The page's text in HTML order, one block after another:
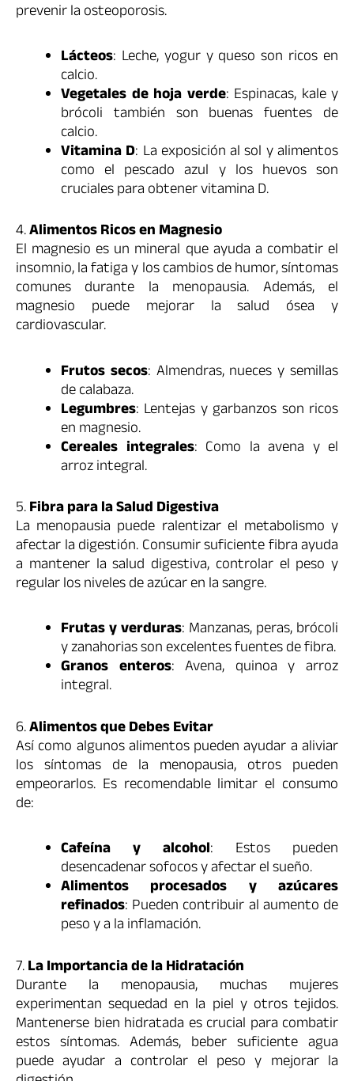
prevenir la osteoporosis.
Lácteos: Leche, yogur y queso son ricos en
calcio.
Vegetales de hoja verde: Espinacas, kale y
brócoli también son buenas fuentes de
calcio.
Vitamina D: La exposición al sol y alimentos
como el pescado azul y los huevos son
cruciales para obtener vitamina D.
4.Alimentos Ricos en Magnesio
El magnesio es un mineral que ayuda a combatir el
insomnio, la fatiga y los cambios de humor, síntomas
comunes durante la menopausia. Además, el
magnesio puede mejorar la salud ósea y
cardiovascular.
Frutos secos: Almendras, nueces y semillas
de calabaza.
Legumbres: Lentejas y garbanzos son ricos
en magnesio.
Cereales integrales: Como la avena y el
arroz integral.
5.Fibra para la Salud Digestiva
La menopausia puede ralentizar el metabolismo y
afectar la digestión. Consumir suficiente fibra ayuda
a mantener la salud digestiva, controlar el peso y
regular los niveles de azúcar en la sangre.
Frutas y verduras: Manzanas, peras, brócoli
y zanahorias son excelentes fuentes de fibra.
Granos enteros: Avena, quinoa y arroz
integral.
6.Alimentos que Debes Evitar
Así como algunos alimentos pueden ayudar a aliviar
los síntomas de la menopausia, otros pueden
empeorarlos. Es recomendable limitar el consumo
de:
Cafeína y alcohol: Estos pueden
desencadenar sofocos y afectar el sueño.
Alimentos procesados y azúcares
refinados: Pueden contribuir al aumento de
peso y a la inflamación.
7.La Importancia de la Hidratación
Durante la menopausia, muchas mujeres
experimentan sequedad en la piel y otros tejidos.
Mantenerse bien hidratada es crucial para combatir
estos síntomas. Además, beber suficiente agua
puede ayudar a controlar el peso y mejorar la